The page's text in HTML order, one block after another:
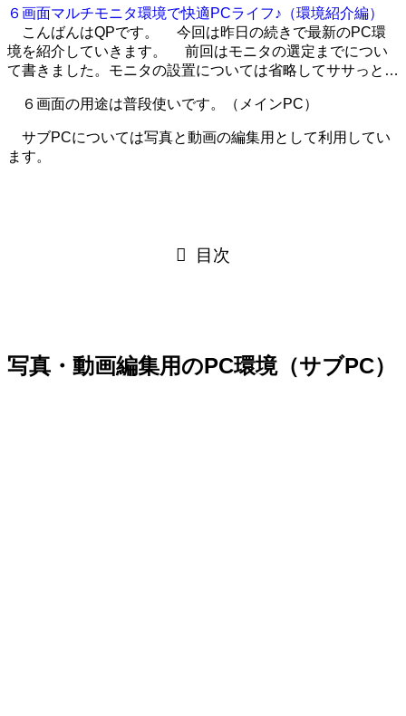
６画面マルチモニタ環境で快適PCライフ♪（環境紹介編）
こんばんはQPです。 今回は昨日の続きで最新のPC環
境を紹介していきます。 前回はモニタの選定までについ
て書きました。モニタの設置については省略してササっと…
６画面の用途は普段使いです。（メインPC）
サブPCについては写真と動画の編集用として利用してい
ます。
目次
写真・動画編集用のPC環境（サブPC）